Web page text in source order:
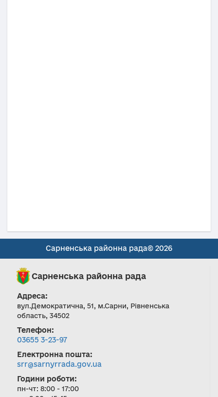
Сарненська районна рада© 2026
Сарненська районна рада
Адреса:
вул.Демократична, 51, м.Сарни, Рівненська
область, 34502
Телефон:
03655 3-23-97
Електронна пошта:
srr@sarnyrrada.gov.ua
Години роботи:
пн-чт: 8:00 - 17:00